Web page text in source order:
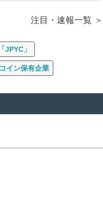
注目・速報一覧
JPYC」
イン保有企業